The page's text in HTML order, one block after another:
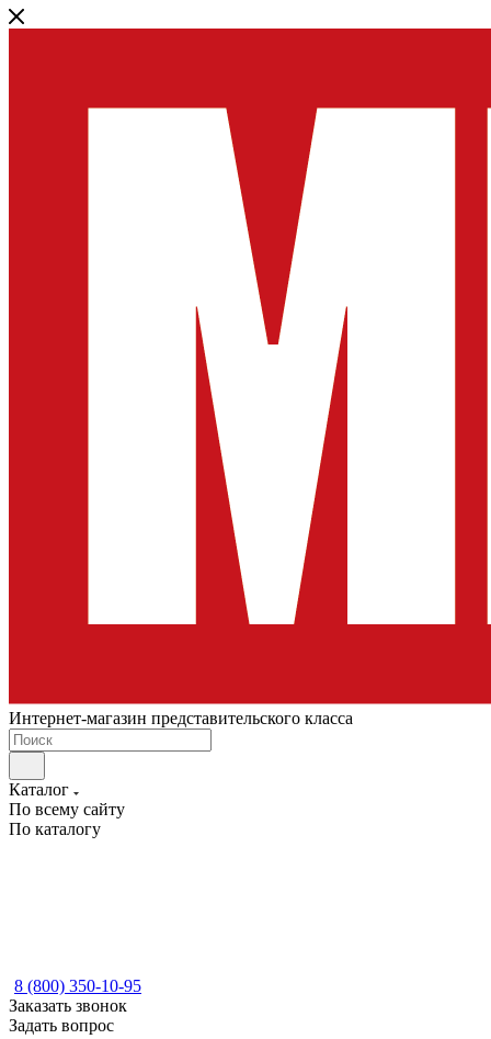
Интернет-магазин представительского класса
Каталог
По всему сайту
По каталогу
8 (800) 350-10-95
Заказать звонок
Задать вопрос